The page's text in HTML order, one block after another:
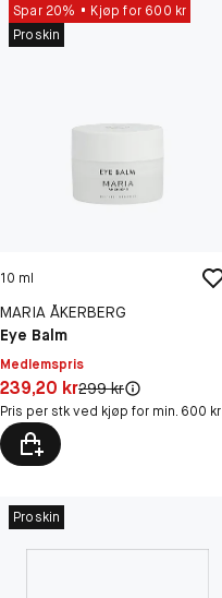
Spar 20%
Kjøp for 600 kr
Proskin
10 ml
MARIA ÅKERBERG
Eye Balm
Medlemspris
Pris: 239,20 kr
239,20 krOriginal pris:
299 kr
Pris per stk ved kjøp for min. 600 kr
Proskin